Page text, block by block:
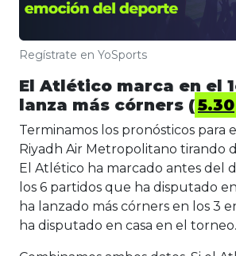
Regístrate en YoSports
El Atlético marca en el
lanza más córners (5.30
Terminamos los pronósticos para
Riyadh Air Metropolitano tirando
El Atlético ha marcado antes del
los 6 partidos que ha disputado en
ha lanzado más córners en los 3
ha disputado en casa en el torneo.